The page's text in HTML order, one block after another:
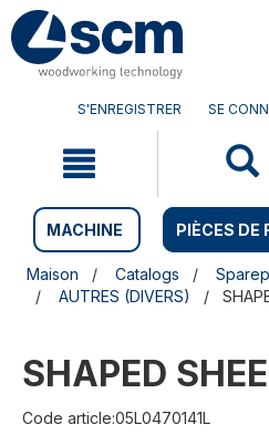
Aller
au
contenu
Menu
sauter
S'ENREGISTRER SE
MACHINE PIÈCES DE
Maison Catalogs
AUTRES (DIVERS)
SHAPED
Code article:05L0470141L